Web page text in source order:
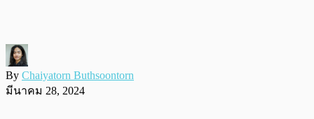
By Chaiyatorn Buthsoontorn
มีนาคม 28, 2024